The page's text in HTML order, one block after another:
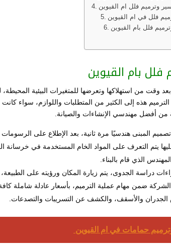
وترميم فلل ام القيوين
فلل في ام القيوين
فلل بام القيوين
فلل بام القيوين
وقت من استهلاكها وتعرضها للمتغيرات البيئية
هذه إلى الكثير من المتطلبات واللوازم، سواء
من أفضل مهندسي الإنشاءات والصيانة.
المبنى هندسيًا مرة ثانية، بعد الإطلاع على
عليها يتم التعرف على المواد الخام المستخدمة في خرسانة
الذي قام بالبناء.
دراسة الجدوى، يتم زيارة المكان ورؤيته على
ضمن مهام عملية الترميم، بأسعار عادلة شاملة
والأسقف، والكشف عن التسريبات والتصدعات.
حمامات في ام القيوين